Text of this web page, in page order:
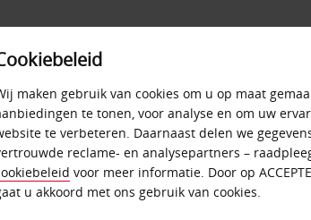
maken gebruik van cookies om u op maat
te tonen, voor analyse en om uw
te verbeteren. Daarnaast delen we
reclame- en analysepartners –
voor meer informatie. Door op
u akkoord met ons gebruik van cookies.